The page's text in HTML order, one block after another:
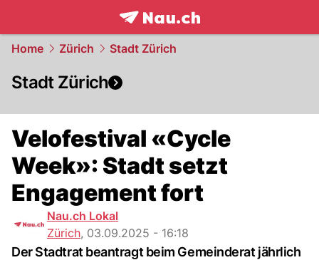
frontpage.NAU.ch
Home Zürich Stadt Zürich
Stadt Zürich
Velofestival «Cycle
Week»: Stadt setzt
Engagement fort
Nau.ch Lokal
Zürich, 03.09.2025 - 16:18
Der Stadtrat beantragt beim Gemeinderat jährlich